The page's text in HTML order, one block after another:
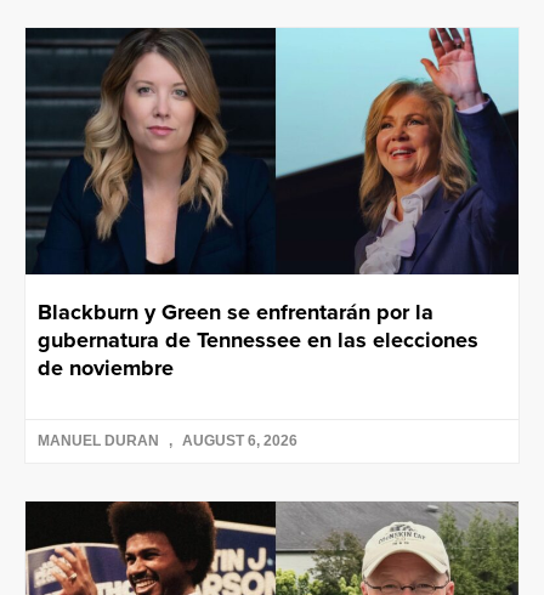
Blackburn y Green se enfrentarán por la
gubernatura de Tennessee en las elecciones
de noviembre
MANUEL DURAN AUGUST 6, 2026